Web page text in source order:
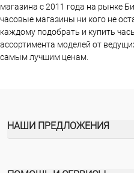
магазина c 2011 года на рынке
часовые магазины ни кого не
каждому подобрать и купить
ассортимента моделей от
самым лучшим ценам.
НАШИ ПРЕДЛОЖЕНИЯ